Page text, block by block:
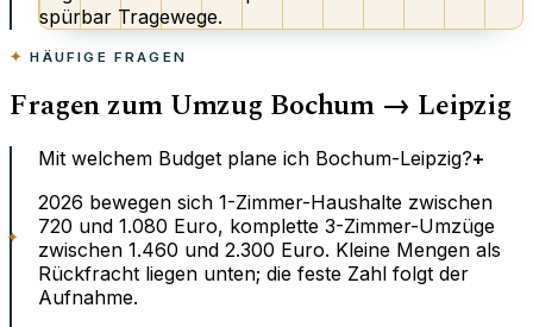
spürbar Tragewege.
HÄUFIGE FRAGEN
Fragen zum Umzug Bochum → Leipzig
Mit welchem Budget plane ich Bochum-Leipzig?+
2026 bewegen sich 1-Zimmer-Haushalte zwischen
720 und 1.080 Euro, komplette 3-Zimmer-Umzüge
zwischen 1.460 und 2.300 Euro. Kleine Mengen als
Rückfracht liegen unten; die feste Zahl folgt der
Aufnahme.